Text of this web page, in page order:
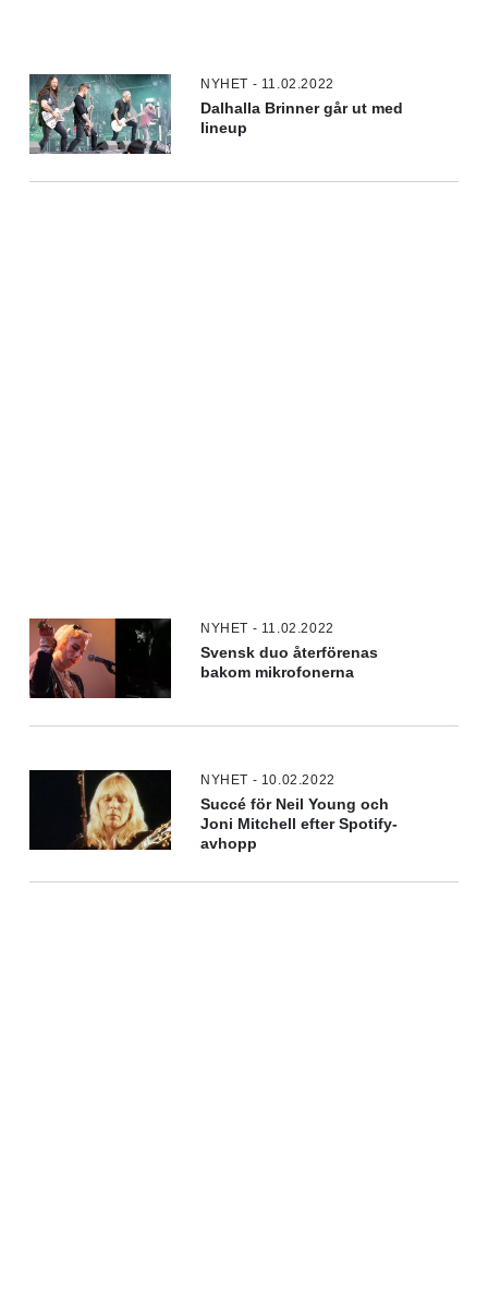
NYHET - 11.02.2022
Dalhalla Brinner går ut med
lineup
NYHET - 11.02.2022
Svensk duo återförenas
bakom mikrofonerna
NYHET - 10.02.2022
Succé för Neil Young och
Joni Mitchell efter Spotify-
avhopp